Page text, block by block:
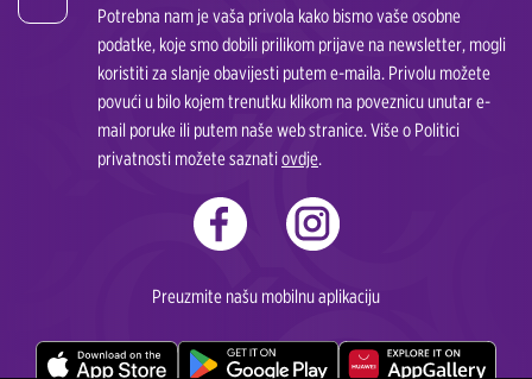
Potrebna nam je vaša privola kako bismo vaše osobne
podatke, koje smo dobili prilikom prijave na newsletter, mogli
koristiti za slanje obavijesti putem e-maila. Privolu možete
povući u bilo kojem trenutku klikom na poveznicu unutar e-
mail poruke ili putem naše web stranice. Više o Politici
privatnosti možete saznatiovdje.
Preuzmite našu mobilnu aplikaciju